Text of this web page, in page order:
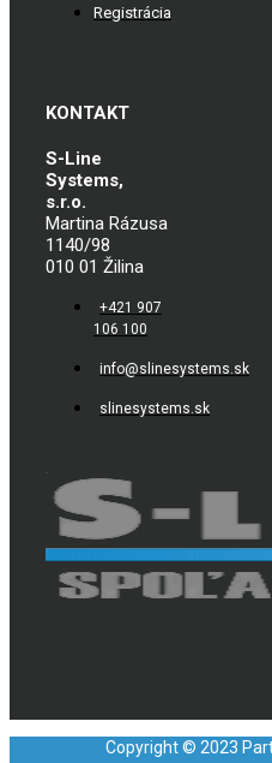
Registrácia
KONTAKT
S-Line
Systems,
s.r.o.
Martina Rázusa
1140/98
010 01 Žilina
+421 907
106 100
info@slinesystems.sk
slinesystems.sk
Copyright © 2023